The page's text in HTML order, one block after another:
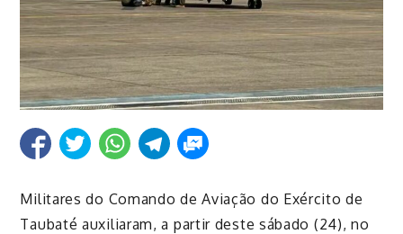
Militares do Comando de Aviação do Exército de
Taubaté auxiliaram, a partir deste sábado (24), no